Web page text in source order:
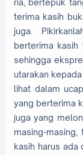
ria, bertepuk
terima kasih
juga.
berterima kasih
sehingga
utarakan
lihat dalam
yang berterima
juga yang
masing-
kasih harus ada